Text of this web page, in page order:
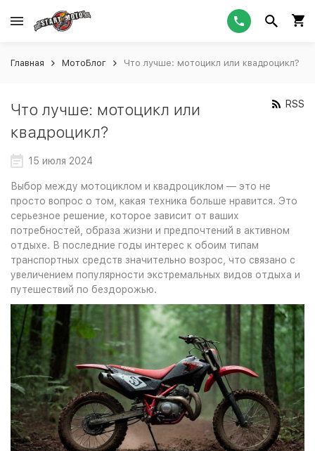
Главная МотоБлог Что лучше: мотоцикл или квадроцикл?
Что лучше: мотоцикл или
квадроцикл?
RSS
15 июля 2024
Выбор между мотоциклом и квадроциклом — это не
просто вопрос о том, какая техника больше нравится. Это
серьезное решение, которое зависит от ваших
потребностей, образа жизни и предпочтений в активном
отдыхе. В последние годы интерес к обоим типам
транспортных средств значительно возрос, что связано с
увеличением популярности экстремальных видов отдыха и
путешествий по бездорожью.